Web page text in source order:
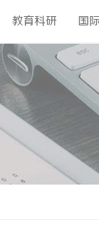
教育科研 国